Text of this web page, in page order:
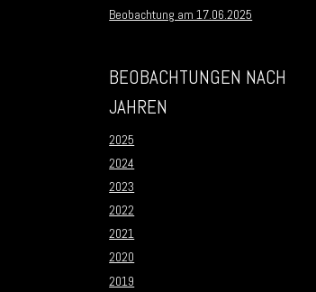
Beobachtung am 17.06.2025
BEOBACHTUNGEN NACH
JAHREN
2025
2024
2023
2022
2021
2020
2019